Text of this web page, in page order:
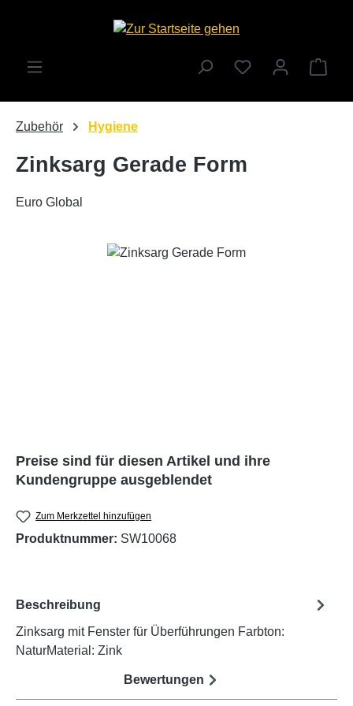
Zum Hauptinhalt springen
Zubehör Hygiene
Zinksarg Gerade Form
Euro Global
Bildergalerie überspringen
Preise sind für diesen Artikel und ihre
Kundengruppe ausgeblendet
Zum Merkzettel hinzufügen
Produktnummer: SW10068
Beschreibung
Zinksarg mit Fenster für Überführungen Farbton:
NaturMaterial: Zink
Bewertungen